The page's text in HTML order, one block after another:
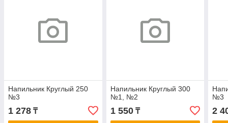
Напильник Круглый 250
№3
1 278 ₸
Напильник Круглый 300
№1, №2
1 550₸
№3
2